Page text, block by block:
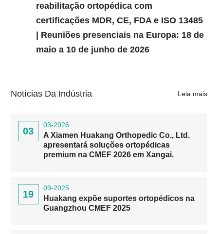
reabilitação ortopédica com
certificações MDR, CE, FDA e ISO 13485
| Reuniões presenciais na Europa: 18 de
maio a 10 de junho de 2026
Notícias Da Indústria Leia mais
03
03-2026
A Xiamen Huakang Orthopedic Co., Ltd.
apresentará soluções ortopédicas
premium na CMEF 2026 em Xangai.
19
09-2025
Huakang expõe suportes ortopédicos na
Guangzhou CMEF 2025